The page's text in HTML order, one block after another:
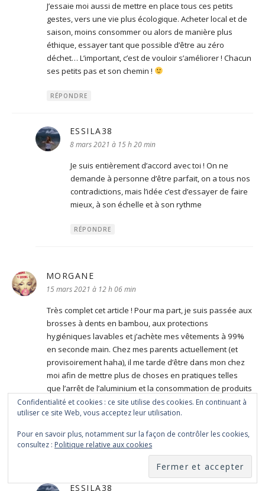
J’essaie moi aussi de mettre en place tous ces petits
gestes, vers une vie plus écologique. Acheter local et de
saison, moins consommer ou alors de manière plus
éthique, essayer tant que possible d’être au zéro
déchet… L’important, c’est de vouloir s’améliorer ! Chacun
ses petits pas et son chemin !
RÉPONDRE
ESSILA38
8 mars 2021 à 15 h 20 min
Je suis entièrement d’accord avec toi ! On ne
demande à personne d’être parfait, on a tous nos
contradictions, mais l’idée c’est d’essayer de faire
mieux, à son échelle et à son rythme
RÉPONDRE
MORGANE
15 mars 2021 à 12 h 06 min
Très complet cet article ! Pour ma part, je suis passée aux
brosses à dents en bambou, aux protections
hygiéniques lavables et j’achète mes vêtements à 99%
en seconde main. Chez mes parents actuellement (et
provisoirement haha), il me tarde d’être dans mon chez
moi afin de mettre plus de choses en pratiques telles
que l’arrêt de l’aluminium et la consommation de produits
de saison (ce qui n’est pas trop le cas ici mais bon, je suis
pas chez moi techniquement donc difficile de rivaliser
ESSILA38
Confidentialité et cookies : ce site utilise des cookies. En continuant à
utiliser ce site Web, vous acceptez leur utilisation.
Pour en savoir plus, notamment sur la façon de contrôler les cookies,
consultez : Politique relative aux cookies